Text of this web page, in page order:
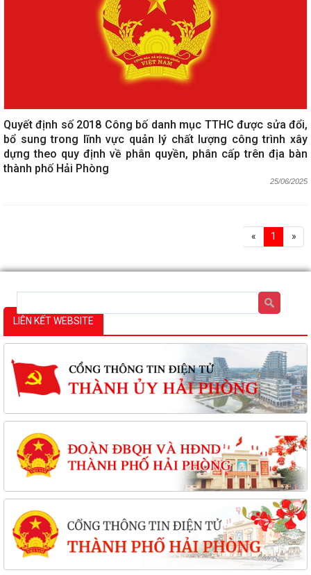
Quyết định số 2018 Công bố danh mục TTHC được sửa đổi,
bổ sung trong lĩnh vực quản lý chất lượng công trình xây
dựng theo quy định về phân quyền, phân cấp trên địa bàn
thành phố Hải Phòng
25/06/2025
« 1 »
LIÊN KẾT WEBSITE